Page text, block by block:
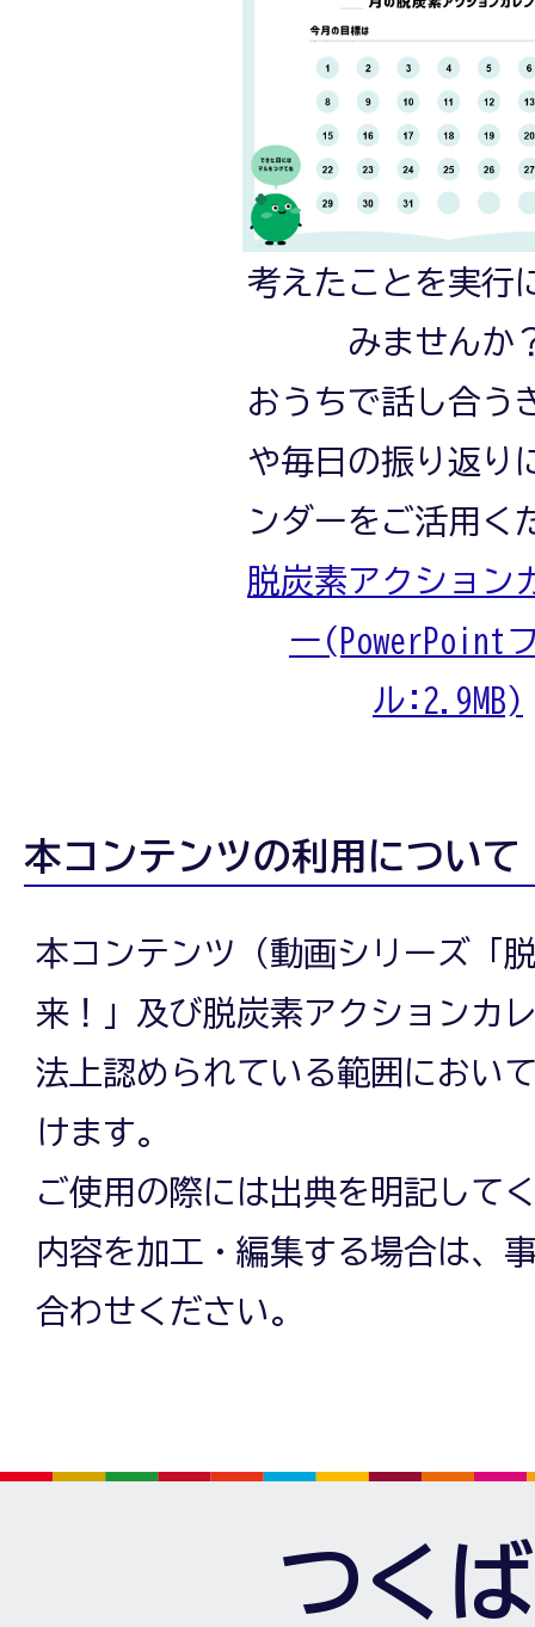
考えたことを実行
みませんか
おうちで話し合う
や毎日の振り返り
ンダーをご活用く
脱炭素アクション
ー(PowerPoint
ル:2.9MB)
本コンテンツの利用について
本コンテンツ（動画シリーズ「
来！」及び脱炭素アクションカ
法上認められている範囲におい
けます。
ご使用の際には出典を明記して
内容を加工・編集する場合は、
合わせください。
つく